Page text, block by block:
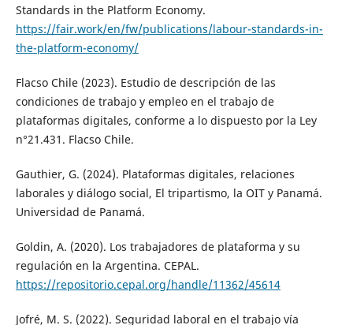
Standards in the Platform Economy.
https://fair.work/en/fw/publications/labour-standards-in-
the-platform-economy/
Flacso Chile (2023). Estudio de descripción de las
condiciones de trabajo y empleo en el trabajo de
plataformas digitales, conforme a lo dispuesto por la Ley
n°21.431. Flacso Chile.
Gauthier, G. (2024). Plataformas digitales, relaciones
laborales y diálogo social, El tripartismo, la OIT y Panamá.
Universidad de Panamá.
Goldin, A. (2020). Los trabajadores de plataforma y su
regulación en la Argentina. CEPAL.
https://repositorio.cepal.org/handle/11362/45614
Jofré, M. S. (2022). Seguridad laboral en el trabajo vía